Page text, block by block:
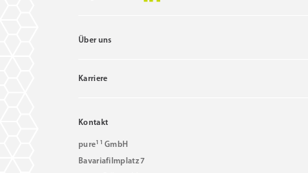
Über uns
Karriere
Kontakt
pure11 GmbH
Bavariafilmplatz 7